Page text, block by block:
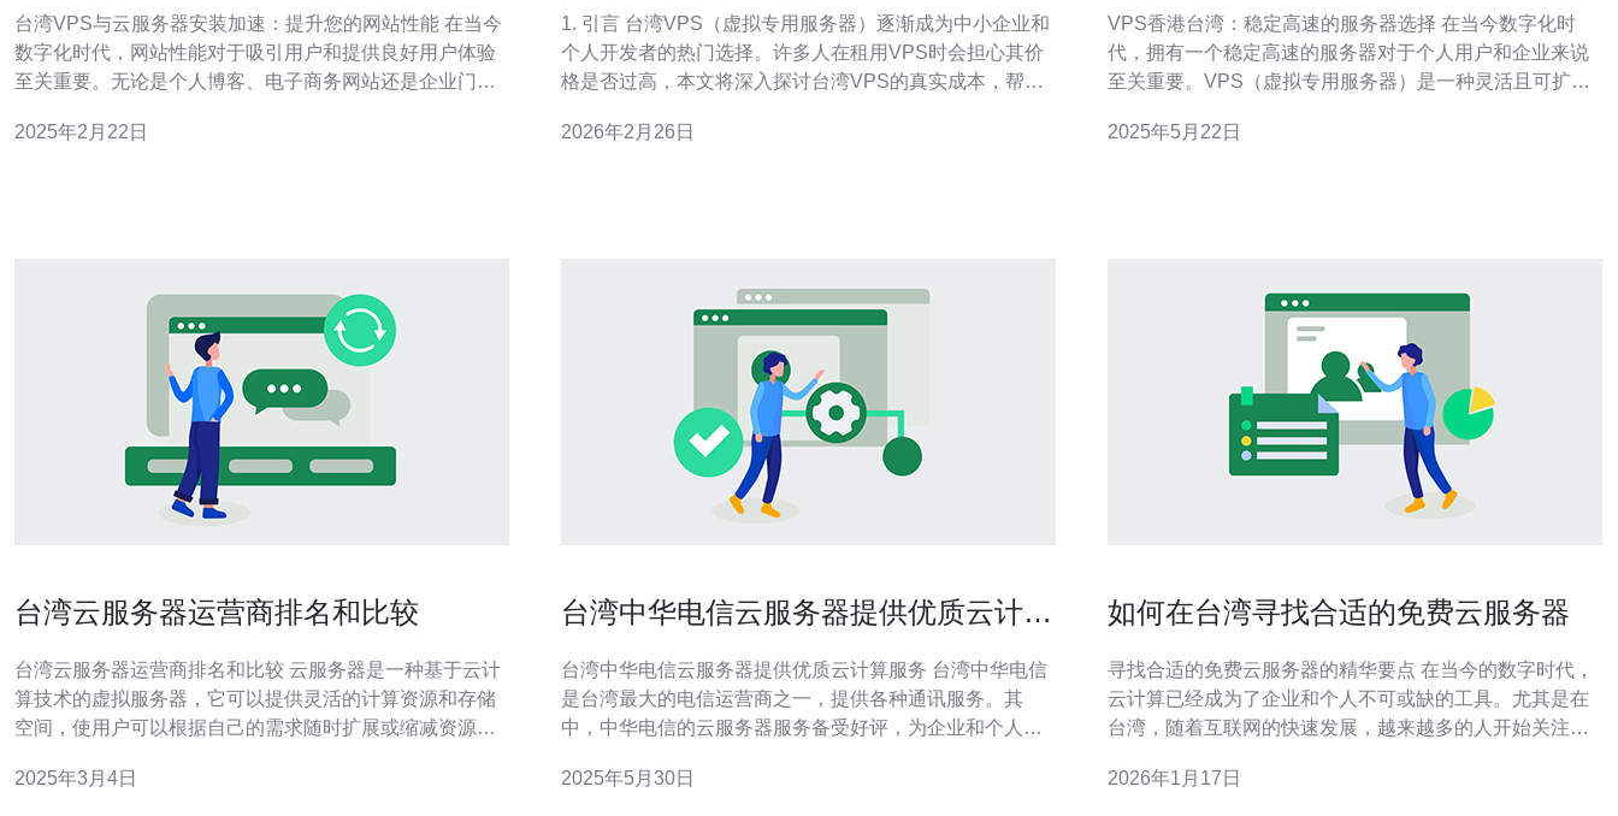
台湾VPS与云服务器安装加速：提升您的网站性能 在当今
数字化时代，网站性能对于吸引用户和提供良好用户体验
至关重要。无论是个人博客、电子商务网站还是企业门
和云服务器是提升网站性能的两种常见选择。本文将介绍
2025年2月22日
1. 引言 台湾VPS（虚拟专用服务器）逐渐成为中小企业和
个人开发者的热门选择。许多人在租用VPS时会担心其价
格是否过高，本文将深入探讨台湾VPS的真实成本，帮助
市场近年来蓬勃发展，多家服务商提供不同配置和价格的
2026年2月26日
VPS香港台湾：稳定高速的服务器选择 在当今数字化时
代，拥有一个稳定高速的服务器对于个人用户和企业来说
至关重要。VPS（虚拟专用服务器）是一种灵活且可扩展
香港和台湾地区拥有优越的地理位置和先进的网络基础设
2025年5月22日
台湾云服务器运营商排名和比较
台湾云服务器运营商排名和比较 云服务器是一种基于云计
算技术的虚拟服务器，它可以提供灵活的计算资源和存储
空间，使用户可以根据自己的需求随时扩展或缩减资源。
势。本文将介绍台湾的几家主要云服务器运营商，并进行
2025年3月4日
台湾中华电信云服务器提供优质云计算
台湾中华电信云服务器提供优质云计算服务 台湾中华电信
是台湾最大的电信运营商之一，提供各种通讯服务。其
中，中华电信的云服务器服务备受好评，为企业和个人用
进的技术和设备，保障了服务的稳定性和可靠性。用户可
2025年5月30日
如何在台湾寻找合适的免费云服务器
寻找合适的免费云服务器的精华要点 在当今的数字时代，
云计算已经成为了企业和个人不可或缺的工具。尤其是在
台湾，随着互联网的快速发展，越来越多的人开始关注免
时需要关注的三大要点： 1. 资源配置：确保服务器能够满
2026年1月17日